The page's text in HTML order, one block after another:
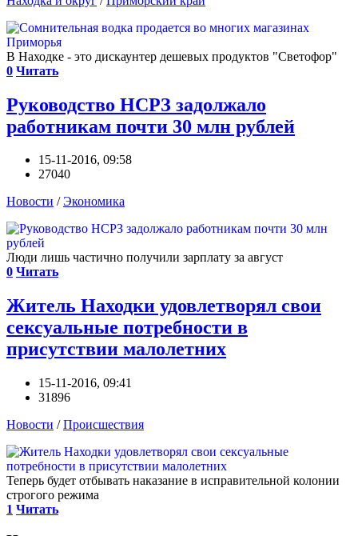
В Находке - это дискаунтер дешевых продуктов "Светофор"
0 Читать
Руководство НСРЗ задолжало
работникам почти 30 млн рублей
15-11-2016, 09:58
27040
Новости /Экономика
Люди лишь частично получили зарплату за август
0 Читать
Житель Находки удовлетворял свои
сексуальные потребности в
присутствии малолетних
15-11-2016, 09:41
31896
Новости /Происшествия
Теперь будет отбывать наказание в исправительной колонии
строгого режима
1 Читать